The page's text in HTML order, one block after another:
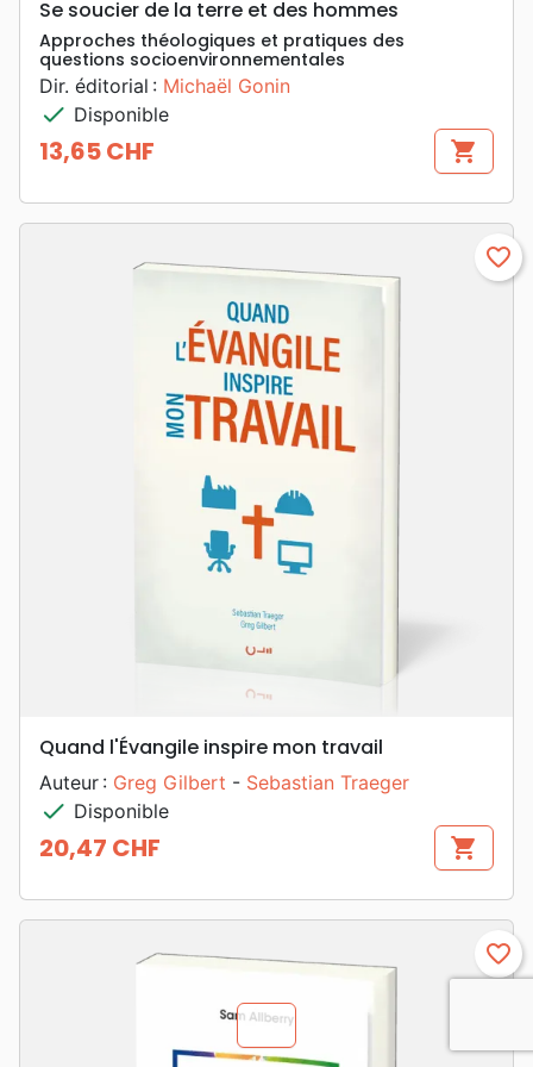
Se soucier de la terre et des hommes
Approches théologiques et pratiques des
questions socioenvironnementales
Dir. éditorial : Michaël Gonin
check Disponible
Prix
13,65 CHF shopping_cart
favorite_border
Quand l'Évangile inspire mon travail
Auteur : Greg Gilbert - Sebastian Traeger
check Disponible
Prix
20,47 CHF shopping_cart
favorite_border